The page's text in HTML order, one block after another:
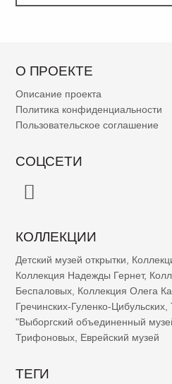
О ПРОЕКТЕ
Описание проекта
Политика конфиденциальности
Пользовательское соглашение
СОЦСЕТИ
КОЛЛЕКЦИИ
Детский музей открытки
Коллекция Надежды Гернет,
Беспаловых Коллекция Олега
Гречинских-Гуленко-Цибульских
"Выборгский объединенный
Трифоновых Еврейский музей
ТЕГИ